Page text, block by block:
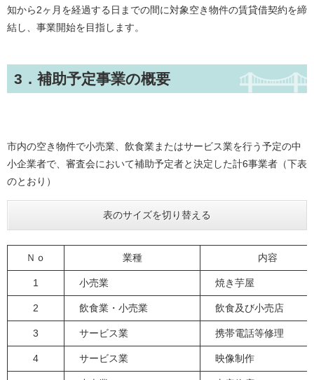
知から2ヶ月を経過する日までの間に対象空き物件の賃貸借契約を締
結し、事業開始を目指します。
3．補助予定事業の概要
市内の空き物件で小売業、飲食業またはサービス業を行う予定の中
小企業者で、審査会において補助予定者と決定した計6事業者（下表
のとおり）
表のサイズを切り替える
Ｎｏ 業種 内容
1 小売業 焼き芋屋
2 飲食業・小売業 飲食及び小売店
3 サービス業 携帯電話等修理
4 サービス業 映像制作